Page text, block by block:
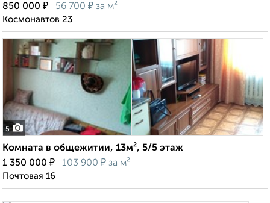
850 000 ₽ 56 700 ₽ за м²
Космонавтов 23
5
Комната в общежитии, 13м², 5/5 этаж
1 350 000 ₽ 103 900 ₽ за м²
Почтовая 16